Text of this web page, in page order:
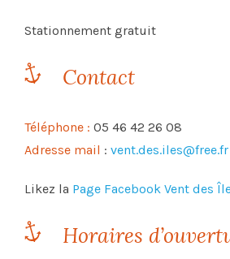
Stationnement gratuit
Contact
Téléphone : 05 46 42 26 08
Adresse mail : vent.des.iles@free.fr
Likez la Page Facebook Vent des
Horaires